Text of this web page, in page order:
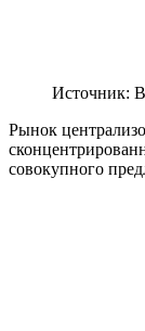
Источник:
Рынок
совокупного